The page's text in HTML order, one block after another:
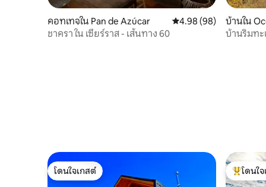
คอทเทจใน Pan de Azúcar คะแนนเฉลี่ย 4.98 จาก
4.98 (98)
ชาครา ใน เซียร์ราส - เส้นทาง 60
บ้านใน
บ้านริมทะ
โดนใจเกสต์
โดนใจเกสต์
โดนใจเ
โดนใ